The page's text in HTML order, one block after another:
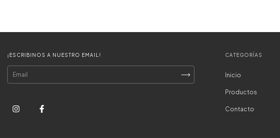
¡ESCRIBINOS A NUESTRO EMAIL! CATEGORÍAS
Inicio
Productos
Contacto